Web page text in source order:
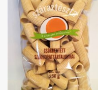
Kedvenceimhez